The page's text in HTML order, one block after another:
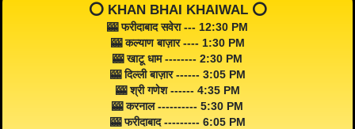
⭕️ KHAN BHAI KHAIWAL ⭕️
🎰 फरीदाबाद सवेरा --- 12:30 PM
🎰 कल्याण बाज़ार ---- 1:30 PM
🎰 खाटू धाम -------- 2:30 PM
🎰 दिल्ली बाज़ार ------ 3:05 PM
🎰 श्री गणेश ------ 4:35 PM
🎰 करनाल ---------- 5:30 PM
🎰 फरीदाबाद --------- 6:05 PM